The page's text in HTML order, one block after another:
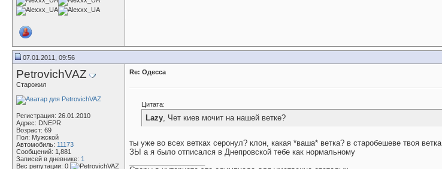
07.01.2011, 09:56
PetrovichVAZ
Старожил
Регистрация: 26.01.2010
Адрес: DNEPR
Возраст: 69
Пол: Мужской
Автомобиль: 11173
Сообщений: 1,881
Записей в дневнике: 1
Вес репутации: 0
Re: Одесса
Цитата:
Lazy, Чет киев мочит на нашей ветке?
ты уже во всех ветках серонул? клон, какая *ваша* ветка? в старобешеве твоя ветка
ЗЫ а я было отписался в Днепровской тебе как нормальному